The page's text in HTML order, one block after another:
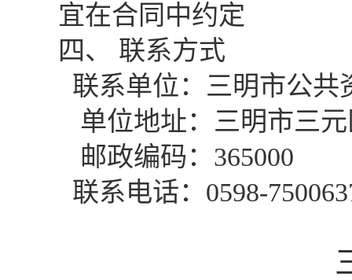
宜在合同中约定
四、 联系方式
联系单位：三明市公共
单位地址：三明市三
邮政编码： 365000
联系电话： 0598-